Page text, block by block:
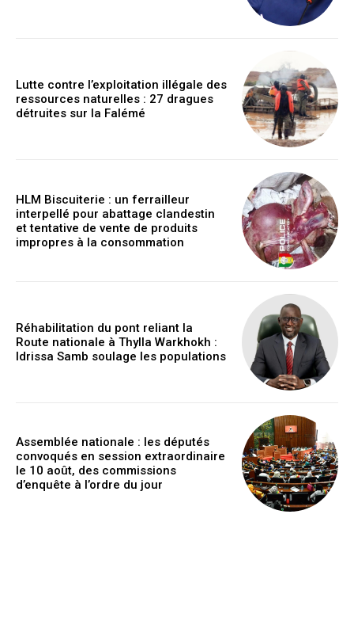
Lutte contre l’exploitation illégale des
ressources naturelles : 27 dragues
détruites sur la Falémé
HLM Biscuiterie : un ferrailleur
interpellé pour abattage clandestin
et tentative de vente de produits
impropres à la consommation
Réhabilitation du pont reliant la
Route nationale à Thylla Warkhokh :
Idrissa Samb soulage les populations
Assemblée nationale : les députés
convoqués en session extraordinaire
le 10 août, des commissions
d’enquête à l’ordre du jour